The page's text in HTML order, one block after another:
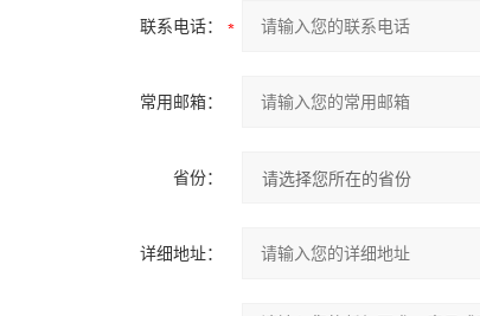
联系电话：
常用邮箱：
省份：
详细地址：